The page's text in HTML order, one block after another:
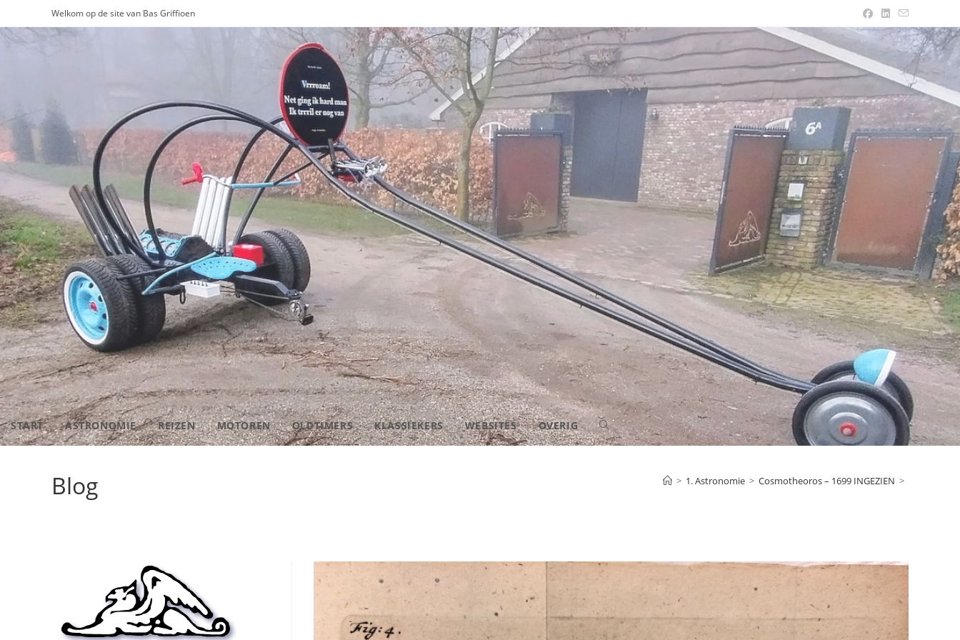
naar
inhoud
Welkom op de site van Bas Griffioen
START ASTRONOMIE REIZEN MOTOREN OLDTIMERS KLASSIEKERS WEBSITES OVERIG TOGGLE
Blog > 1. Astronomie > Cosmotheoros – 1699 INGEZIEN >